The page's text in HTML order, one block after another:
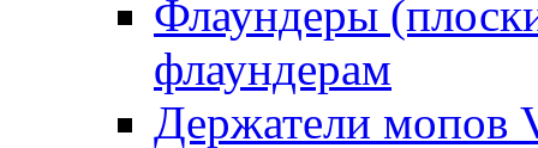
Флаундеры
флаундерам
Держатели мопов